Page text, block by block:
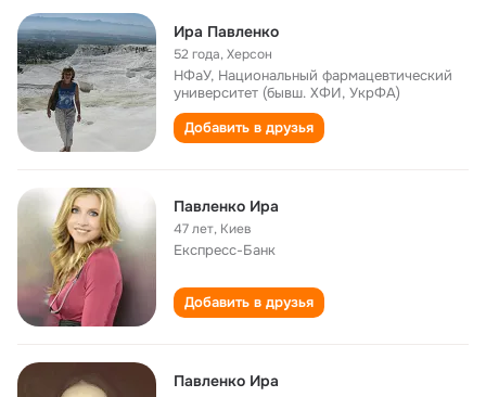
Ира Павленко
52 года,Херсон
НФаУ, Национальный фармацевтический
университет (бывш. ХФИ, УкрФА)
Добавить в друзья
Павленко Ира
47 лет, Киев
Експресс-Банк
Добавить в друзья
Павленко Ира